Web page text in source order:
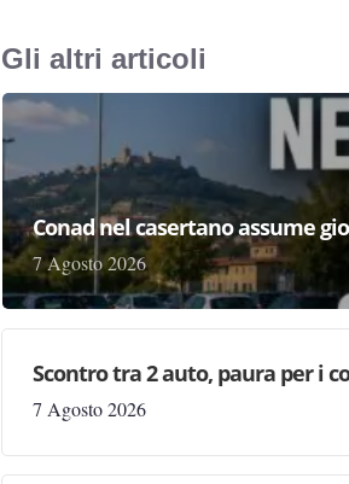
Gli altri articoli
Conad nel casertano assume
7 Agosto 2026
Scontro tra 2 auto, paura per i
7 Agosto 2026